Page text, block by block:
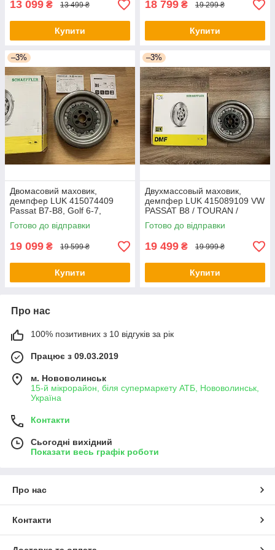
13 099 ₴ 13 499 ₴
Купити
18 799 ₴ 19 299 ₴
Купити
–3%
Двомасовий маховик,
демпфер LUK 415074409
Passat B7-B8, Golf 6-7,
Caddy, Octavia, Superb 2,0
TDI DSG 6
Готово до відправки
19 099 ₴ 19 599 ₴
Купити
–3%
Двухмассовый маховик,
демпфер LUK 415089109 VW
PASSAT B8 / TOURAN /
SKODA SUPERB III 2,0 TDI
140 кВт DSG 6
Готово до відправки
19 499 ₴ 19 999 ₴
Купити
Про нас
100% позитивних з 10 відгуків за рік
Працює з 09.03.2019
м. Нововолинськ
15-й мікрорайон, біля супермаркету АТБ, Нововолинськ,
Україна
Контакти
Сьогодні вихідний
Показати весь графік роботи
Про нас
Контакти